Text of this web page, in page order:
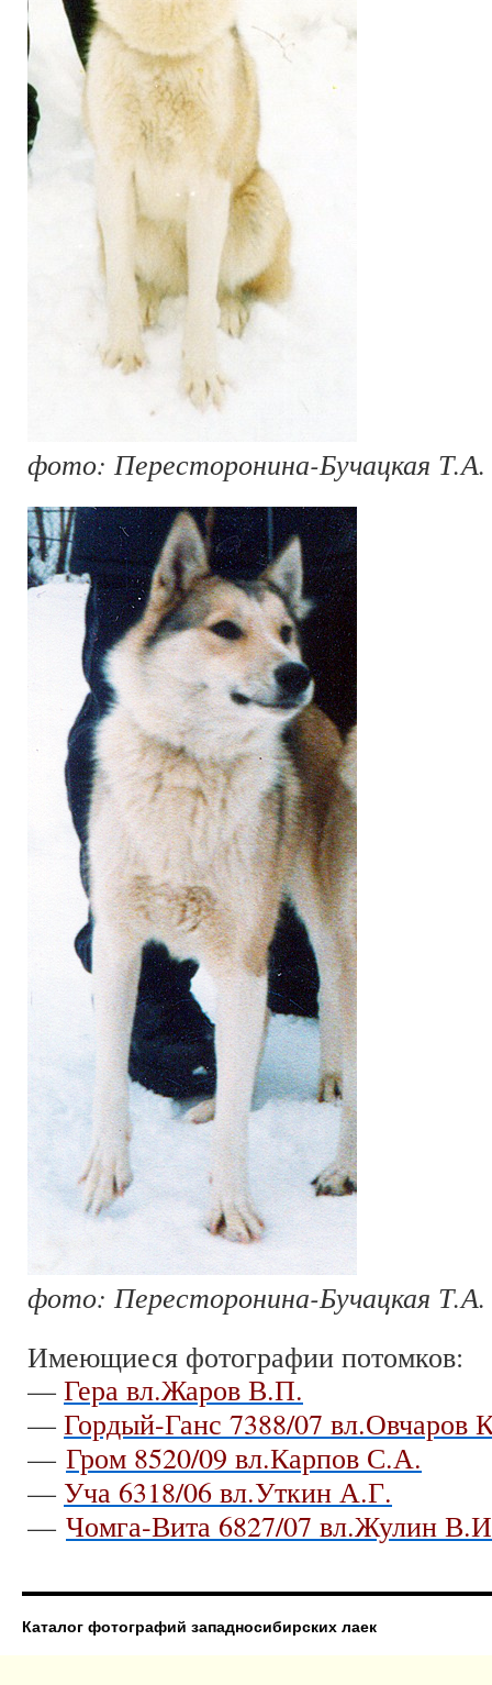
фото: Пересторонина-Бучацкая Т.А.
фото: Пересторонина-Бучацкая Т.А.
Имеющиеся фотографии потомков:
— Гера вл.Жаров В.П.
— Гордый-Ганс 7388/07
— Гром 8520/09 вл.Карпов С.А.
— Уча 6318/06 вл.Уткин А.Г.
— Чомга-Вита 6827/07 вл.Жулин
Каталог фотографий западносибирских лаек